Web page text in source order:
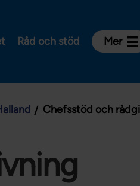
Råd och stöd Mer
och utbildningar
som är:
Chefsstöd och